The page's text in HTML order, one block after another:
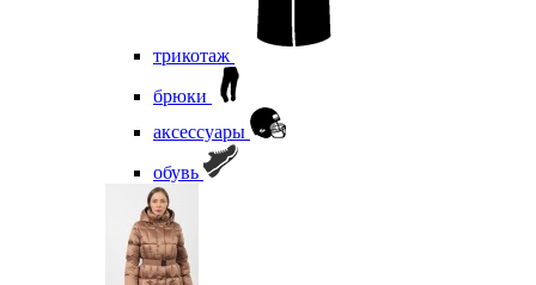
трикотаж
брюки
аксессуары
обувь